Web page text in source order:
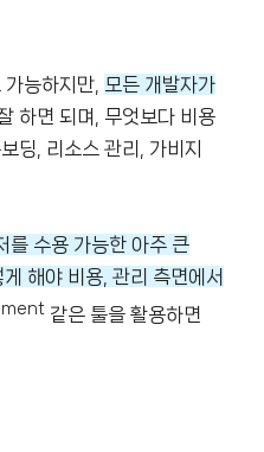
능하지만, 모든 개발자가
하면 되며, 무엇보다 비용
딩, 리소스 관리, 가비지
를 수용 가능한 아주 큰
해야 비용, 관리 측면에서
같은 툴을 활용하면